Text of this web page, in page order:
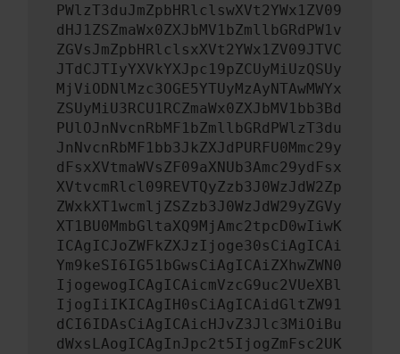
PWlzT3duJmZpbHRlclswXVt2YWx1ZV09
dHJ1ZSZmaWx0ZXJbMV1bZmllbGRdPW1v
ZGVsJmZpbHRlclsxXVt2YWx1ZV09JTVC
JTdCJTIyYXVkYXJpc19pZCUyMiUzQSUy
MjViODNlMzc3OGE5YTUyMzAyNTAwMWYx
ZSUyMiU3RCU1RCZmaWx0ZXJbMV1bb3Bd
PUlOJnNvcnRbMF1bZmllbGRdPWlzT3du
JnNvcnRbMF1bb3JkZXJdPURFU0Mmc29y
dFsxXVtmaWVsZF09aXNUb3Amc29ydFsx
XVtvcmRlcl09REVTQyZzb3J0WzJdW2Zp
ZWxkXT1wcmljZSZzb3J0WzJdW29yZGVy
XT1BU0MmbGltaXQ9MjAmc2tpcD0wIiwK
ICAgICJoZWFkZXJzIjoge30sCiAgICAi
Ym9keSI6IG51bGwsCiAgICAiZXhwZWN0
IjogewogICAgICAicmVzcG9uc2VUeXBl
IjogIiIKICAgIH0sCiAgICAidGltZW91
dCI6IDAsCiAgICAicHJvZ3Jlc3MiOiBu
dWxsLAogICAgInJpc2t5IjogZmFsc2UK